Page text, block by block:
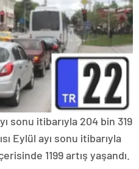
sonu itibarıyla 204 bin 319
Eylül ayı sonu itibarıyla
1199 artış yaşandı.